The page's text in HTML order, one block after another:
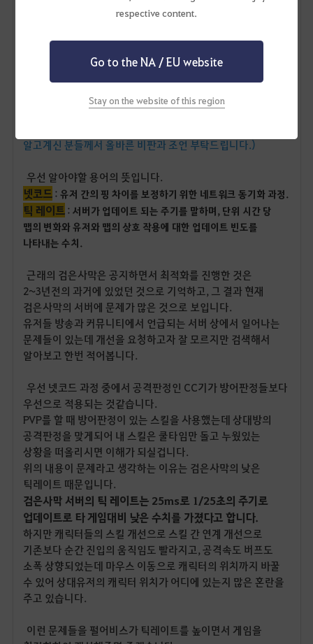
respective content.
Go to the NA / EU website
Stay on the website of this region
넷코드 판정과틱레이트 개선
(컴퓨터를 깊이 알지 못하는 글쓴이가 검은사막을 오래하면서
많은 문제들을 겪어보고 해당 내용들이 영향을 주는 것 같아
알고계신 분들께서 올바른 비판과 조언 부탁드립니다.)
우선 알아야할 용어의 뜻입니다.
넷코드: 유저 간의 핑 차이를 보정하기 위한 네트워크 동기화 과정.
틱 레이트: 서버가 업데이트 되는 주기를 말하며, 단위 시간 당
맵의 변화와 유저와 맵의 상호 작용에 대한 업데이트 빈도를
나타내는 수치.
근래의 검은사막은 공지하면서 최적화를 진행한 것은
2~3년전의 과거에 있었던 것으로 기억하고, 그 결과 현재
검은사막의 서버에 문제가 많은 것으로 보입니다.
유저들 방송과 커뮤니티에서 언급되는 서버 상에서 일어나는
문제들이 있는데 개선을 요청하고자 잘 모르지만 검색해서
알아보고 한번 적어봅니다.
우선 넷코드 과정 중에서 공격판정인 CC기가 방어판정들보다
우선으로 적용되는 것같습니다.
PVP를 할 때 방어판정이 있는 스킬을 사용했는데 상대방의
공격판정을 맞게되어 내 스킬은 쿨타임만 돌고 누웠있는
상황을 떠올리시면 이해가 되실겁니다.
위의 내용이 문제라고 생각하는 이유는 검은사막의 낮은
틱레이트 때문입니다.
검은사막 서버의 틱 레이트는 25ms로 1/25초의 주기로
업데이트로 타 게임대비 낮은 수치를 가졌다고 합니다.
하지만 캐릭터들의 스킬 개선으로 스킬 간 연계 개선으로
기존보다 순간 진입의 움직임도 빨라지고, 공격속도 버프도
소폭 상향되었는데 마우스 이동으로 캐릭터의 위치까지 바꿀
수 있어 상대유저의 캐릭터 위치가 어디에 있는지 많은 혼란을
주고 있습니다.
이런 문제들을 펄어비스가 틱레이트를 높이면서 게임을